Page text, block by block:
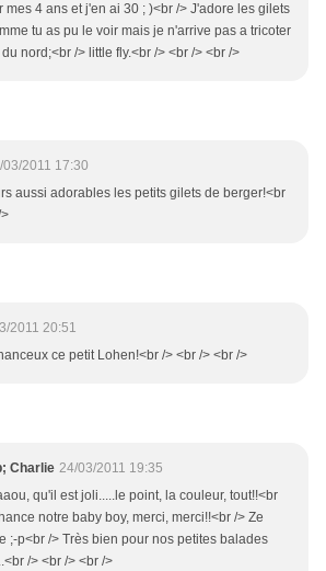
mes 4 ans et j'en ai 30 ; )<br /> J'adore les gilets
tu as pu le voir mais je n'arrive pas a tricoter
du nord;<br /> little fly.<br /> <br /> <br />
03/2011 17:30
aussi adorables les petits gilets de berger!<br
2011 20:51
ce petit Lohen!<br /> <br /> <br />
Charlie 24/03/2011 19:35
qu'il est joli.....le point, la couleur, tout!!<br
notre baby boy, merci, merci!!<br /> Ze
;-p<br /> Très bien pour nos petites balades
/> <br /> <br />